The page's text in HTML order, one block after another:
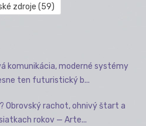
zdroje (59)
komunikácia, moderné systémy
ten futuristický b...
Obrovský rachot, ohnivý štart a
rokov — Arte...